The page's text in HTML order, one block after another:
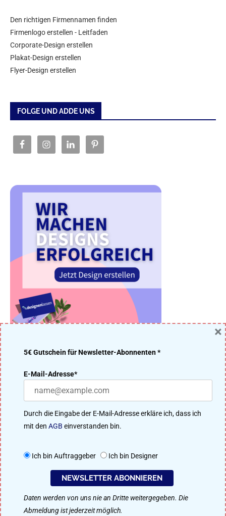
Den richtigen Firmennamen finden
Firmenlogo erstellen - Leitfaden
Corporate-Design erstellen
Plakat-Design erstellen
Flyer-Design erstellen
FOLGE UND ADDE UNS
DER DESIGNENLASSEN.DE BLOG – DESIGN MACHT IDEEN
ERFOLGREICH
Viele Designer aus unserer 91.200 Mitglieder starken Community
treten im kreativen Wettbewerb um das beste Ergebnis an. Perfekt
So funktioniert designenlassen.de
Als Designer mitmachen
5€ Gutschein für Newsletter-Abonnenten *
E-Mail-Adresse*
Durch die Eingabe der E-Mail-Adresse erkläre ich, dass ich
mit den AGB einverstanden bin.
Ich bin Auftraggeber Ich bin Designer
NEWSLETTER ABONNIEREN
Daten werden von uns nie an Dritte weitergegeben. Die
Abmeldung ist jederzeit möglich.
×